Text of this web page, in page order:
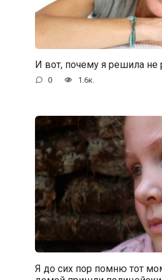
И вот, почему я решила не
0 1.6к.
Я до сих пор помню тот